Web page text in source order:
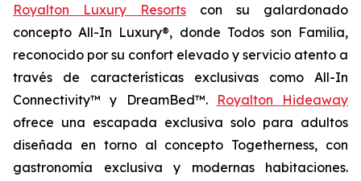
Royalton Luxury Resorts con su galardonado
concepto All-In Luxury®, donde Todos son Familia,
reconocido por su confort elevado y servicio atento a
través de características exclusivas como All-In
Connectivity™ y DreamBed™.
Royalton Hideaway
ofrece una escapada exclusiva solo para adultos
diseñada en torno al concepto Togetherness, con
gastronomía exclusiva y modernas habitaciones.